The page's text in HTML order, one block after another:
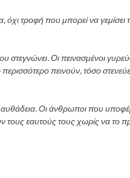
όχι τροφή που μπορεί να
στεγνώνει. Οι πεινασμένοι
πεινούν, τόσο
αυθάδεια. Οι άνθρωποι που
τους εαυτούς τους χωρίς να το